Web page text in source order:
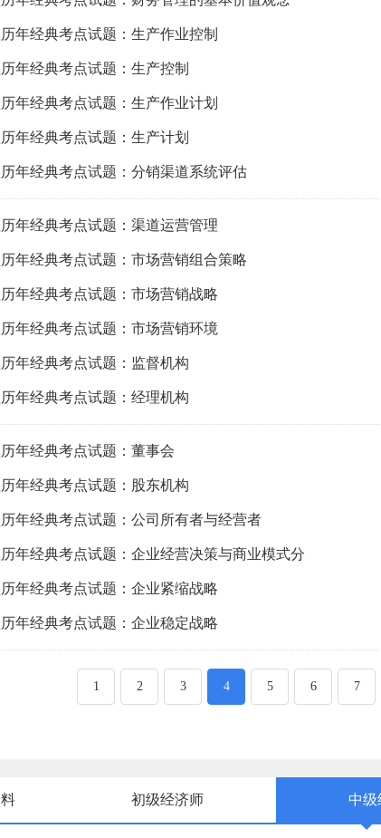
年经典考点试题：生产作业控制
年经典考点试题：生产控制
年经典考点试题：生产作业计划
年经典考点试题：生产计划
年经典考点试题：分销渠道系统评估
年经典考点试题：渠道运营管理
年经典考点试题：市场营销组合策略
年经典考点试题：市场营销战略
年经典考点试题：市场营销环境
年经典考点试题：监督机构
年经典考点试题：经理机构
年经典考点试题：董事会
年经典考点试题：股东机构
年经典考点试题：公司所有者与经营者
年经典考点试题：企业经营决策与商业模式分
年经典考点试题：企业紧缩战略
年经典考点试题：企业稳定战略
1 2 3 4 5 6 7
初级经济师 中级